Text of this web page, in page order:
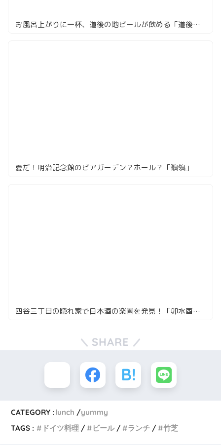
お風呂上がりに一杯、道後の地ビールが飲める「道後麦酒館」
夏だ！明治記念館のビアガーデン？ホール？「鶺鴒」
四谷三丁目の隠れ家で日本酒の楽園を発見！「卯水酉」の絶品ペアリングを堪能
SHARE
CATEGORY : lunch
yummy
TAGS :
ドイツ料理 ビール ランチ 竹芝